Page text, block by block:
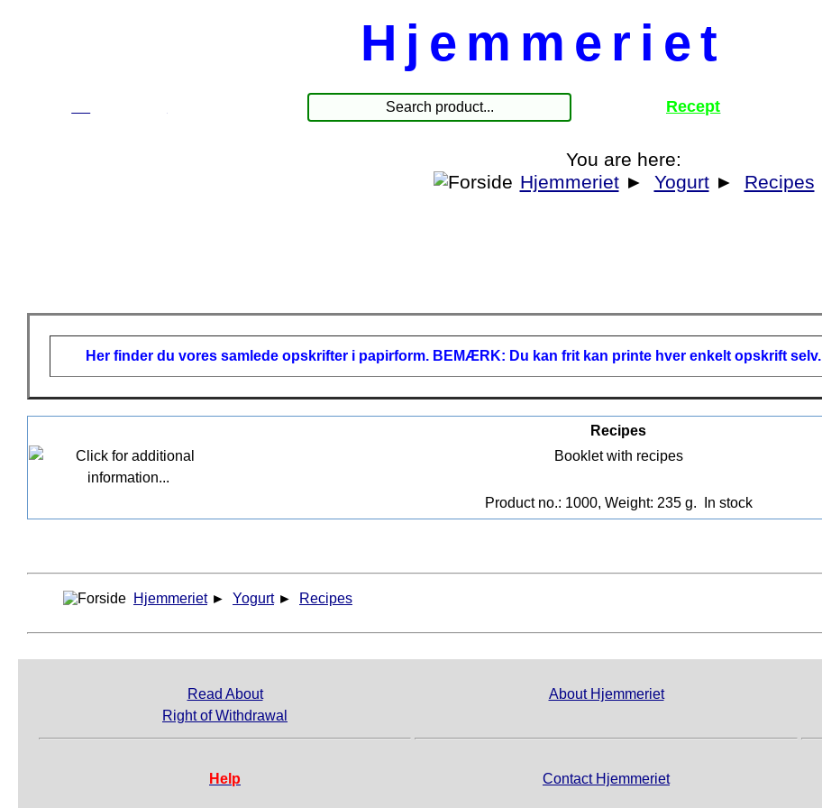
Hjemmeriet
Recept
You are here:
Hjemmeriet ► Yogurt ► Recipes
Her finder du vores samlede opskrifter i papirform. BEMÆRK: Du kan frit kan printe hver enkelt opskrift selv.
Recipes
Booklet with recipes
Product no.: 1000, Weight: 235 g. In stock
Hjemmeriet ► Yogurt ► Recipes
Read About
Right of Withdrawal
About Hjemmeriet
Help Contact Hjemmeriet